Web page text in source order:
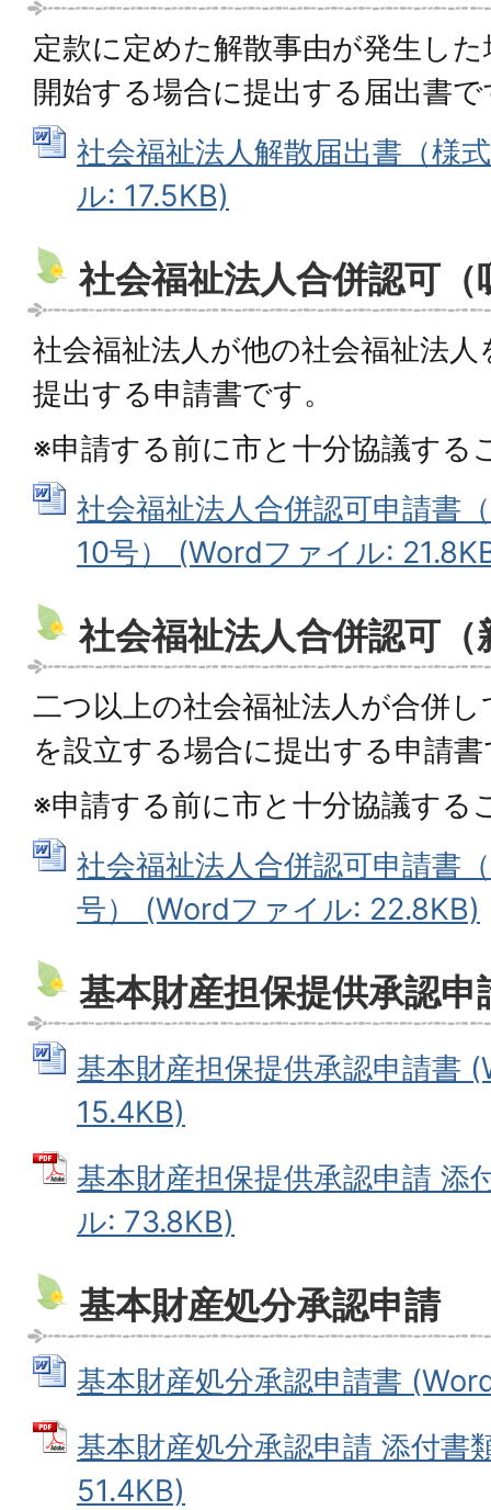
定款に定めた解散事由が発生し
開始する場合に提出する届出書
社会福祉法人解散届出書（様
ル: 17.5KB)
社会福祉法人合併認可（
社会福祉法人が他の社会福祉法
提出する申請書です。
※申請する前に市と十分協議する
社会福祉法人合併認可申請書
10号） (Wordファイル:
社会福祉法人合併認可（
二つ以上の社会福祉法人が合併
を設立する場合に提出する申請
※申請する前に市と十分協議する
社会福祉法人合併認可申請書
号） (Wordファイル: 22.8KB)
基本財産担保提供承認申
基本財産担保提供承認申請書
15.4KB)
基本財産担保提供承認申請 添
ル: 73.8KB)
基本財産処分承認申請
基本財産処分承認申請書
基本財産処分承認申請 添付書
51.4KB)